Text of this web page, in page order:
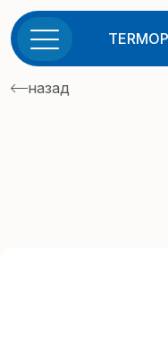
TERMOPANEL
назад